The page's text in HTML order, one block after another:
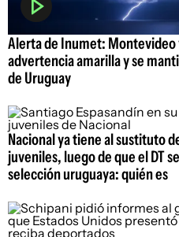
Alerta de Inumet: Montevideo
advertencia amarilla y se
de Uruguay
Nacional ya tiene al sustituto
juveniles, luego de que el DT
selección uruguaya: quién es